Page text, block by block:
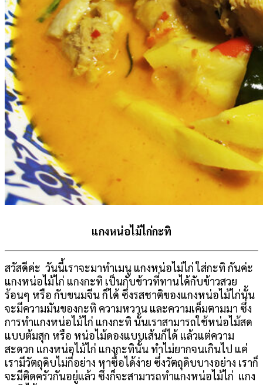
แกงหน่อไม้ไก่กะทิ
สวัสดีค่ะ วันนี้เราจะมาทำเมนู แกงหน่อไม่ไก่ ใส่กะทิ กันค่ะ
แกงหน่อไม้ไก่ แกงกะทิ เป็นกับข้าวที่ทานได้กับข้าวสวย
ร้อนๆ หรือ กับขนมจีน ก็ได้ ซึ่งรสชาติของแกงหน่อไม้ไก่นั้น
จะมีความมันของกะทิ ความหวาน และความเค็มตามมา ซึ่ง
การทำแกงหน่อไม้ไก่ แกงกะทิ นั้นเราสามารถใช้หน่อไม้สด
แบบต้มสุก หรือ หน่อไม้ดองแบบเส้นก็ได้ แล้วแต่ความ
สะดวก แกงหน่อไม้ไก่ แกงกะทินั้น ทำไม่ยากจนเกินไป แค่
เรามีวัตถุดิบไม่กี่อย่าง หาซื้อได้ง่าย ซึ่งวัตถุดิบบางอย่าง เราก็
จะมีติดครัวกันอยู่แล้ว ซึ่งก็จะสามารถทำแกงหน่อไม้ไก่ แกง